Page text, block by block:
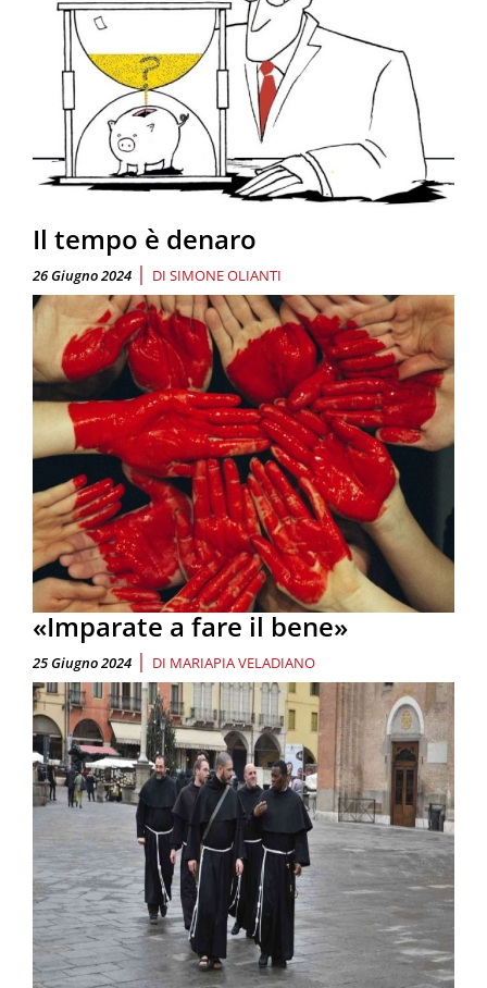
Il tempo è denaro
26 Giugno 2024 | DI SIMONE OLIANTI
«Imparate a fare il bene»
25 Giugno 2024 | DI MARIAPIA VELADIANO